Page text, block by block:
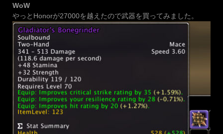
WoW
やっとHonorが27000を越えたので武器を買ってみました。